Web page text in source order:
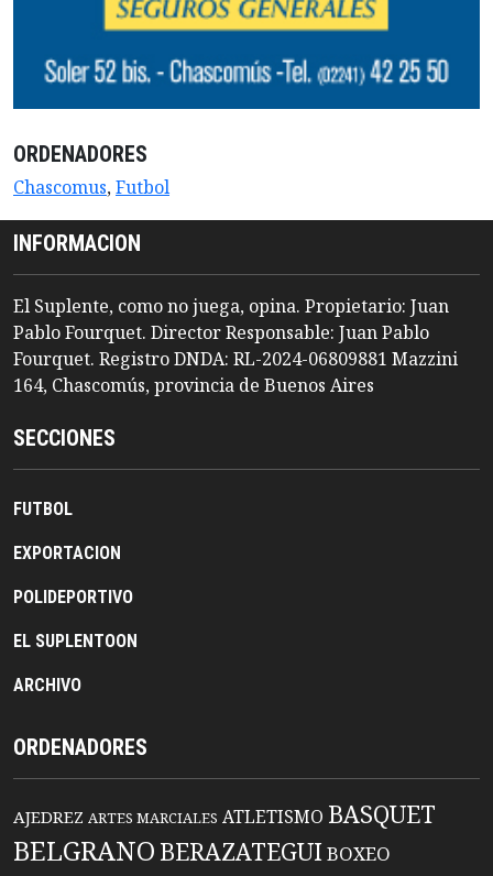
ORDENADORES
Chascomus,Futbol
INFORMACION
El Suplente, como no juega, opina. Propietario: Juan
Pablo Fourquet. Director Responsable: Juan Pablo
Fourquet. Registro DNDA: RL-2024-06809881 Mazzini
164, Chascomús, provincia de Buenos Aires
SECCIONES
FUTBOL
EXPORTACION
POLIDEPORTIVO
EL SUPLENTOON
ARCHIVO
ORDENADORES
AJEDREZ ARTES MARCIALES ATLETISMO BASQUET
BELGRANO BERAZATEGUIBOXEO